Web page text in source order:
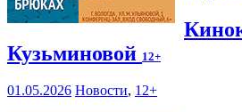
Кузьминовой 12+
01.05.2026 Новости, 12+